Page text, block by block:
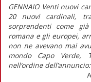
GENNAIO Venti nuovi
20 nuovi cardinali,
sorprendenti come
romana e gli europei,
non ne avevano mai
mondo Capo Verde,
nell’ordine